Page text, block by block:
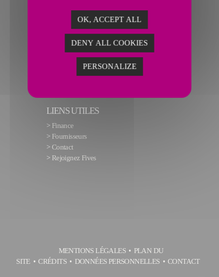
LIENS UTILES
> Finance
> Fournisseurs
>Contact
> Rejoignez Fives
MENTIONS LÉGALES
PLAN DU
SITE
CRÉDITS DONNÉES PERSONNELLES CONTACT
OK, ACCEPT ALL
DENY ALL COOKIES
PERSONALIZE